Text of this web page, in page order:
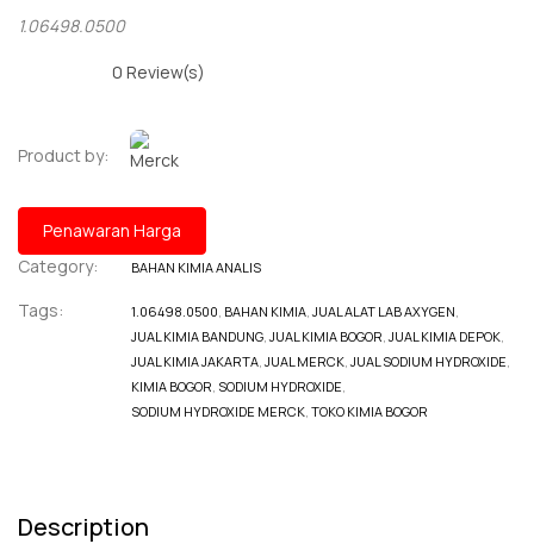
1.06498.0500
0 Review(s)
Product by:
Penawaran Harga
Category:
BAHAN KIMIA ANALIS
Tags: 1.06498.0500 BAHAN KIMIA ,JUAL ALAT LAB AXYGEN
JUAL KIMIA BANDUNG ,JUAL KIMIA BOGOR ,JUAL KIMIA DEPOK
JUAL KIMIA JAKARTA ,JUAL MERCK ,JUAL SODIUM HYDROXIDE
KIMIA BOGOR SODIUM HYDROXIDE
SODIUM HYDROXIDE MERCK TOKO KIMIA BOGOR
Description